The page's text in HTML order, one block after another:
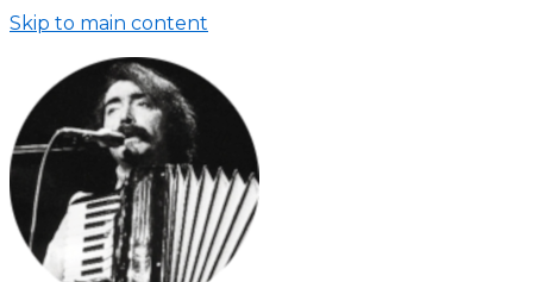
Skip to main content